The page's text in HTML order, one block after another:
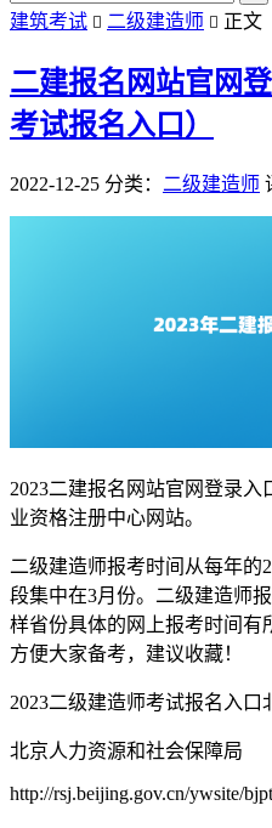
建筑考试  二级建造师  正文
二建报名网站官网
考试报名入口）
2022-12-25 分类： 二级建造师
2023二建报名网站官网登录
业资格注册中心网站。
二级建造师报考时间从每年的
段集中在3月份。二级建造师
样省份具体的网上报考时间有
方便大家备考，建议收藏！
2023二级建造师考试报名入口
北京人力资源和社会保障局
http://rsj.beijing.gov.cn/ywsite/